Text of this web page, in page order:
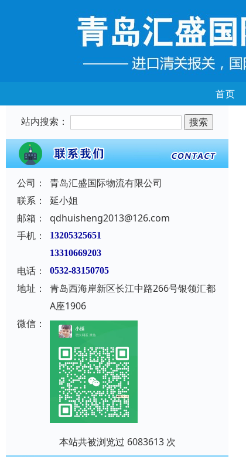
首页
站内搜索：
公司：
青岛汇盛国际物流有限公司
联系：
延小姐
邮箱：
qdhuisheng2013@126.com
手机：
13205325651
13310669203
电话： 0532-83150705
地址：
青岛西海岸新区长江中路266号银领汇都
A座1906
微信：
本站共被浏览过 6083613 次